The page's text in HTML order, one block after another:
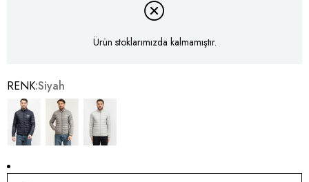
Ürün stoklarımızda kalmamıştır.
RENKSiyah